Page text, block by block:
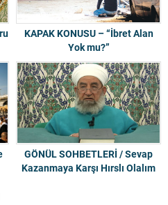
KAPAK KONUSU – “İbret Alan
Yok mu?”
GÖNÜL SOHBETLERİ / Sevap
Kazanmaya Karşı Hırslı Olalım